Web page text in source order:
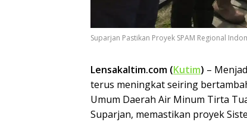
Suparjan Pastikan Proyek SPAM Regional
Lensakaltim.com (Kutim) –
terus meningkat seiring
Umum Daerah Air Minum Tirta
Suparjan, memastikan proyek